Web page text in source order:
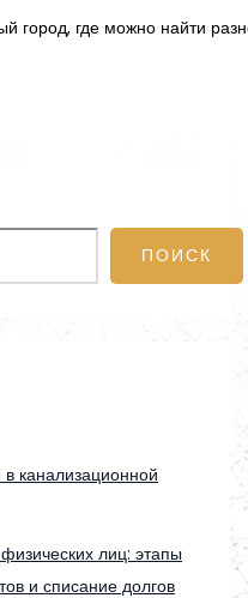
город, где можно найти
ПОИСК
в канализационной
лиц: этапы
и списание долгов